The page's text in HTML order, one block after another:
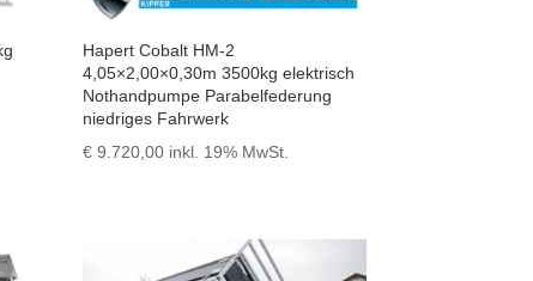
Hapert Cobalt HM-2
4,05×2,00×0,30m 3500kg elektrisch
Nothandpumpe Parabelfederung
niedriges Fahrwerk
€ 9.720,00 inkl. 19% MwSt.